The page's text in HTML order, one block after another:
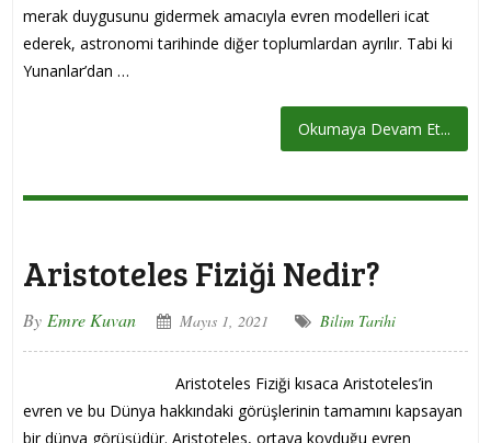
merak duygusunu gidermek amacıyla evren modelleri icat
ederek, astronomi tarihinde diğer toplumlardan ayrılır. Tabi ki
Yunanlar’dan …
Okumaya Devam Et...
Aristoteles Fiziği Nedir?
By Emre Kuvan Mayıs 1, 2021 Bilim Tarihi
Aristoteles Fiziği kısaca Aristoteles’in
evren ve bu Dünya hakkındaki görüşlerinin tamamını kapsayan
bir dünya görüşüdür. Aristoteles, ortaya koyduğu evren